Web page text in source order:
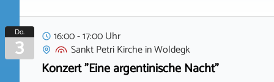
Do.
3
16:00 - 17:00 Uhr
Sankt Petri KircheinWoldegk
Konzert "Eine argentinische Nacht"